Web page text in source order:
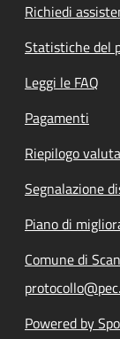
Richiedi
Statistiche del
Leggi le FAQ
Pagamenti
Riepilogo
Segnalazione
Piano di
Comune di
Powered by